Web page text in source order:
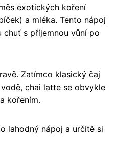
exotických koření
a mléka. Tento nápoj
chuť s příjemnou vůní po
Zatímco klasický čaj
chai latte se obvykle
kořením.
lahodný nápoj a určitě si